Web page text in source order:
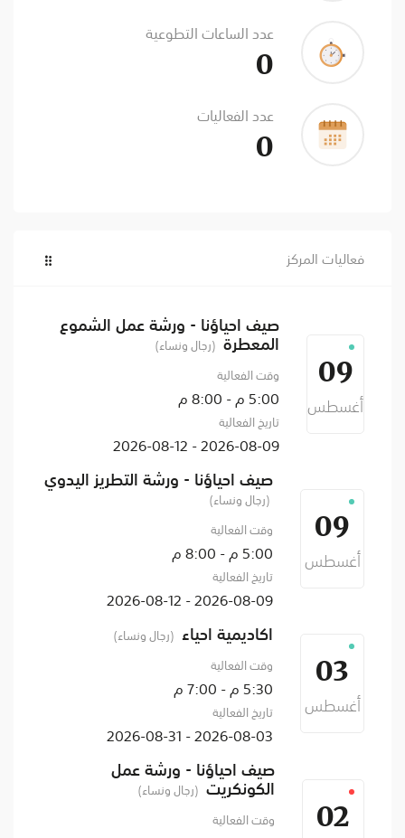
عدد الساعات التطوعية
0
عدد الفعاليات
0
فعاليات المركز
09
أغسطس
صيف احياؤنا - ورشة عمل الشموع
المعطرة (رجال ونساء)
وقت الفعالية
5:00 م - 8:00 م
تاريخ الفعالية
2026-08-09 - 2026-08-12
09
أغسطس
صيف احياؤنا - ورشة التطريز اليدوي
(رجال ونساء)
وقت الفعالية
5:00 م - 8:00 م
تاريخ الفعالية
2026-08-09 - 2026-08-12
03
أغسطس
اكاديمية احياء (رجال ونساء)
وقت الفعالية
5:30 م - 7:00 م
تاريخ الفعالية
2026-08-03 - 2026-08-31
02
صيف احياؤنا - ورشة عمل
الكونكريت(رجال ونساء)
وقت الفعالية